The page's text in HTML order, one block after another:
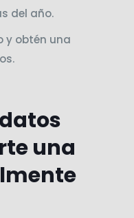
del año.
y obtén una
una